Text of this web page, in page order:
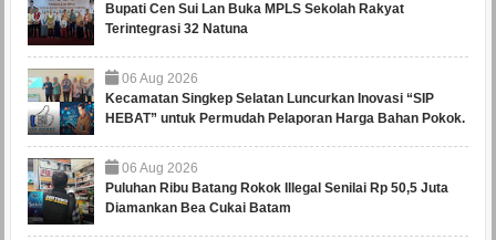
Bupati Cen Sui Lan Buka MPLS Sekolah Rakyat
Terintegrasi 32 Natuna
06 Aug 2026
Kecamatan Singkep Selatan Luncurkan Inovasi “SIP
HEBAT” untuk Permudah Pelaporan Harga Bahan Pokok.
06 Aug 2026
Puluhan Ribu Batang Rokok Illegal Senilai Rp 50,5 Juta
Diamankan Bea Cukai Batam